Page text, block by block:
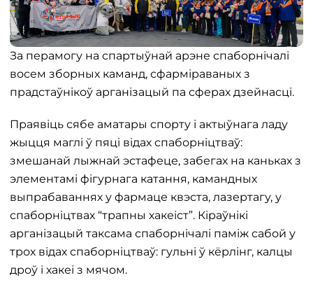
За перамогу на спартыўнай арэне спаборнічалі
восем зборных каманд, сфарміраваных з
прадстаўнікоў арганізацый па сферах дзейнасці.
Праявіць сябе аматары спорту і актыўнага ладу
жыцця маглі ў пяці відах спаборніцтваў:
змешанай лыжнай эстафеце, забегах на каньках з
элементамі фігурнага катання, камандных
выпрабаваннях у фармаце квэста, лазертагу, у
спаборніцтвах “трапны хакеіст”. Кіраўнікі
арганізацый таксама спаборнічалі паміж сабой у
трох відах спаборніцтваў: гульні ў кёрлінг, калцы
дроў і хакеі з мячом.